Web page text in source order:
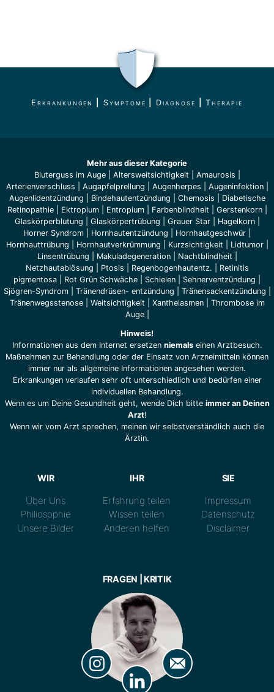
Erkrankungen Symptome Diagnose |Therapie
Mehr aus dieser Kategorie
Bluterguss im Auge| Altersweitsichtigkeit Amaurosis
Arterienverschluss
Augapfelprellung Augenherpes Augeninfektion|
Augenlidentzündung
Bindehautentzündung Chemosis
Diabetische
Retinopathie| Ektropium| Entropium| Farbenblindheit Gerstenkorn|
Glaskörperblutung
Glaskörpertrübung Grauer Star| Hagelkorn|
Horner Syndrom
Hornhautentzündung Hornhautgeschwür
Hornhauttrübung
Hornhautverkrümmung Kurzsichtigkeit Lidtumor|
Linsentrübung
Makuladegeneration| Nachtblindheit
Netzhautablösung
Ptosis Regenbogenhautentz.
Retinitis
pigmentosa
Rot Grün Schwäche Schielen Sehnerventzündung
Sjögren-Syndrom| Tränendrüsen- entzündung Tränensackentzündung
Tränenwegsstenose| Weitsichtigkeit Xanthelasmen| Thrombose im
Auge|
Hinweis!
Informationen aus dem Internet ersetzen niemalseinen Arztbesuch.
Maßnahmen zur Behandlung oder der Einsatz von Arzneimitteln können
immer nur als allgemeine Informationen angesehen werden.
Erkrankungen verlaufen sehr oft unterschiedlich und bedürfen einer
individuellen Behandlung.
Wenn es um Deine Gesundheit geht, wende Dich bitte immer an Deinen
Arzt!
Wenn wir vom Arzt sprechen, meinen wir selbstverständlich auch die
Ärztin.
WIR
Über Uns
Philiosophie
Unsere Bilder
IHR
Erfahrung teilen
Wissen teilen
Anderen helfen
SIE
Impressum
Datenschutz
Disclaimer
FRAGEN | KRITIK